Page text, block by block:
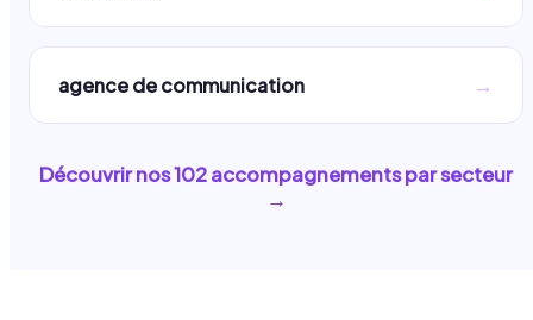
agence de communication →
Découvrir nos102accompagnements par secteur
→